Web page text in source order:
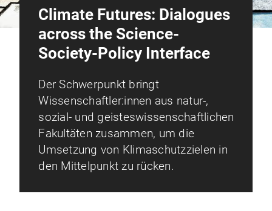
Climate Futures: Dialogues
across the Science-
Society-Policy Interface
Der Schwerpunkt bringt
Wissenschaftler:innen aus natur-,
sozial- und geisteswissenschaftlichen
Fakultäten zusammen, um die
Umsetzung von Klimaschutzzielen in
den Mittelpunkt zu rücken.